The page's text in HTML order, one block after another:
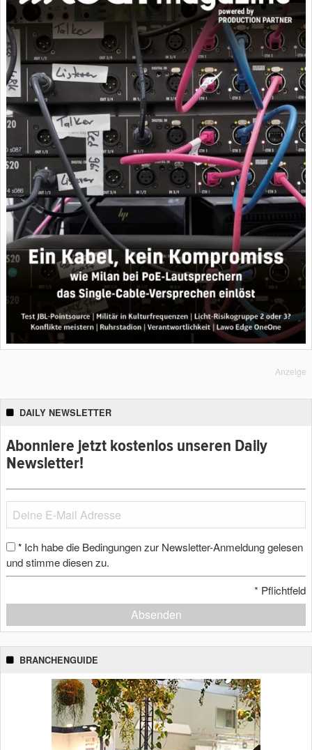
Anzeige
DAILY NEWSLETTER
Abonniere jetzt kostenlos unseren Daily
Newsletter!
* Ich habe die Bedingungen zur Newsletter-Anmeldung gelesen
und stimme diesen zu.
* Pflichtfeld
Absenden
BRANCHENGUIDE